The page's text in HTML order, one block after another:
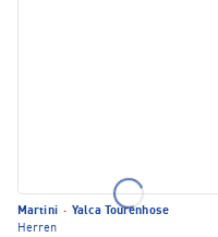
Martini · Yalca Tourenhose
Herren